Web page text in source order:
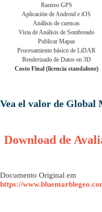
Rastreo GPS
Aplicación de Android e iOS
Análisis de cuencas
Vista de Análisis de Sombreado
Publicar Mapas
Procesamiento básico de LiDAR
Renderizado de Datos en 3D
Costo Final (licencia standalone)
Vea el valor de Global
Download de
Documento Original em
https://